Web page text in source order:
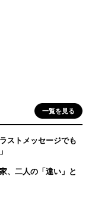
一覧を見る
ストメッセージでも
、二人の「違い」と